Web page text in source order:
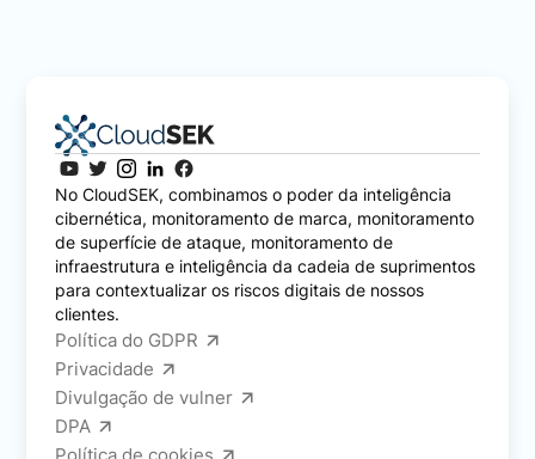
No CloudSEK, combinamos o poder da inteligência
cibernética, monitoramento de marca, monitoramento
de superfície de ataque, monitoramento de
infraestrutura e inteligência da cadeia de suprimentos
para contextualizar os riscos digitais de nossos
clientes.
Política do GDPR
Privacidade
Divulgação de vulner
DPA